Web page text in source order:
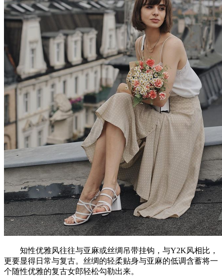
知性优雅风往往与亚麻或丝绸吊带挂钩，与Y2K风相比，
更要显得日常与复古。丝绸的轻柔贴身与亚麻的低调含蓄将一
个随性优雅的复古女郎轻松勾勒出来。